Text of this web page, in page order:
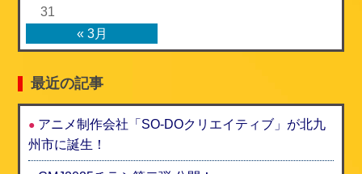
« 3月
31
最近の記事
アニメ制作会社「SO-DOクリエイティブ」が北九
州市に誕生！